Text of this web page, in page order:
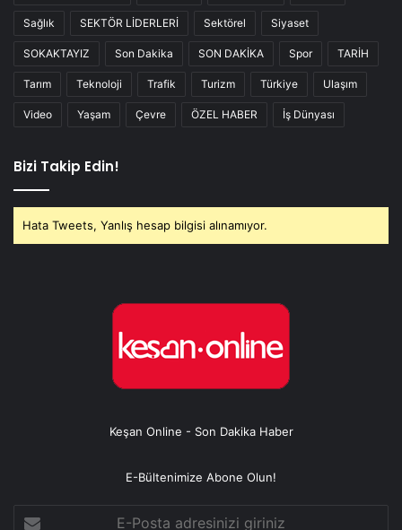
Sağlık SEKTÖR LİDERLERİ Sektörel Siyaset
SOKAKTAYIZ Son Dakika SON DAKİKA Spor TARİH
Tarım Teknoloji Trafik Turizm Türkiye Ulaşım
Video Yaşam Çevre ÖZEL HABER İş Dünyası
Bizi Takip Edin!
Hata Tweets, Yanlış hesap bilgisi alınamıyor.
Keşan Online - Son Dakika Haber
E-Bültenimize Abone Olun!